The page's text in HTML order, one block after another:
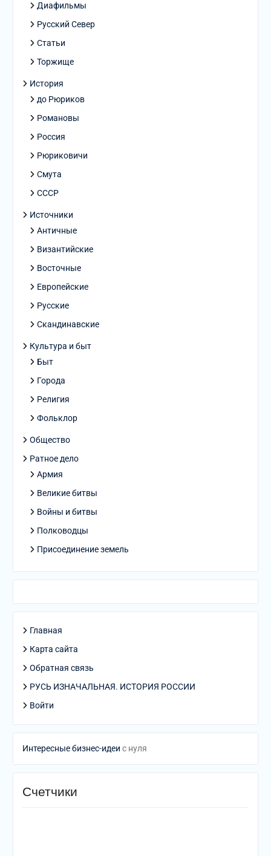
Диафильмы
Русский Север
Статьи
Торжище
История
до Рюриков
Романовы
Россия
Рюриковичи
Смута
СССР
Источники
Античные
Византийские
Восточные
Европейские
Русские
Скандинавские
Культура и быт
Быт
Города
Религия
Фольклор
Общество
Ратное дело
Армия
Великие битвы
Войны и битвы
Полководцы
Присоединение земель
Главная
Карта сайта
Обратная связь
РУСЬ ИЗНАЧАЛЬНАЯ. ИСТОРИЯ РОССИИ
Войти
Интересные бизнес-идеи с нуля
Счетчики